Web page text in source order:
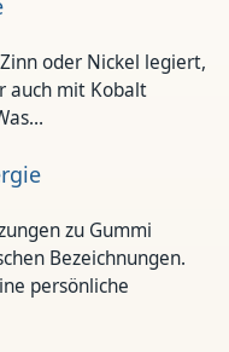
oder Nickel legiert,
auch mit Kobalt
zu Gummi
Bezeichnungen.
persönliche